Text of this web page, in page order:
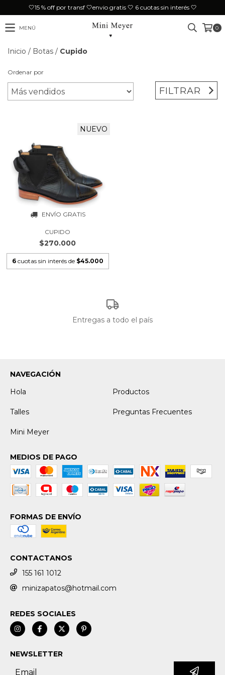
🤍15 % off por transf 🤍envio gratis 🤍 6 cuotas sin interés 🤍
MENÚ 0
Inicio / Botas / Cupido
Ordenar por
FILTRAR
ENVÍO GRATIS
NUEVO
CUPIDO
$270.000
6 cuotas sin interés de $45.000
Entregas a todo el país
NAVEGACIÓN
Hola
Productos
Talles Preguntas Frecuentes
Mini Meyer
MEDIOS DE PAGO
FORMAS DE ENVÍO
CONTACTANOS
155 161 1012
minizapatos@hotmail.com
REDES SOCIALES
NEWSLETTER